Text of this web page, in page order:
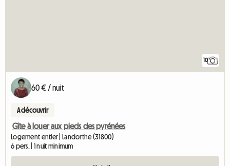
10
60 € / nuit
A découvrir
Gîte à louer aux pieds des pyrénées
Logement entier | Landorthe (31800)
6 pers. | 1 nuit minimum